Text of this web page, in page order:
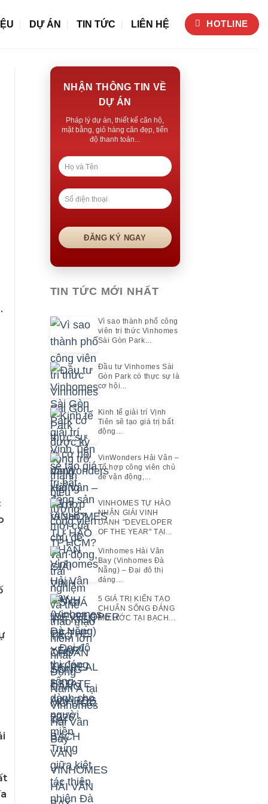
DỰ ÁN TIN TỨC LIÊN HỆ HOTLINE
.
NHẬN THÔNG TIN VỀ
DỰ ÁN
Pháp lý dự án, thiết kế căn hộ,
mặt bằng, giỏ hàng căn đẹp, tiến
độ thanh toán...
TIN TỨC MỚI NHẤT
Vì sao thành phố công
viên tri thức Vinhomes
Sài Gòn Park...
Đầu tư Vinhomes Sài
Gòn Park có thực sự là
cơ hội...
Kinh tế giải trí Vịnh
Tiên sẽ tạo giá trị bất
động...
VinWonders Hải Vân –
Tổ hợp công viên chủ
đề vận động,...
VINHOMES TỰ HÀO
NHẬN GIẢI VINH
DANH "DEVELOPER
OF THE YEAR" TẠI...
Vinhomes Hải Vân
Bay (Vinhomes Đà
Nẵng) – Đại đô thị
đáng...
5 GIÁ TRỊ KIẾN TẠO
CHUẨN SỐNG ĐÁNG
MƠ ƯỚC TẠI BẠCH...